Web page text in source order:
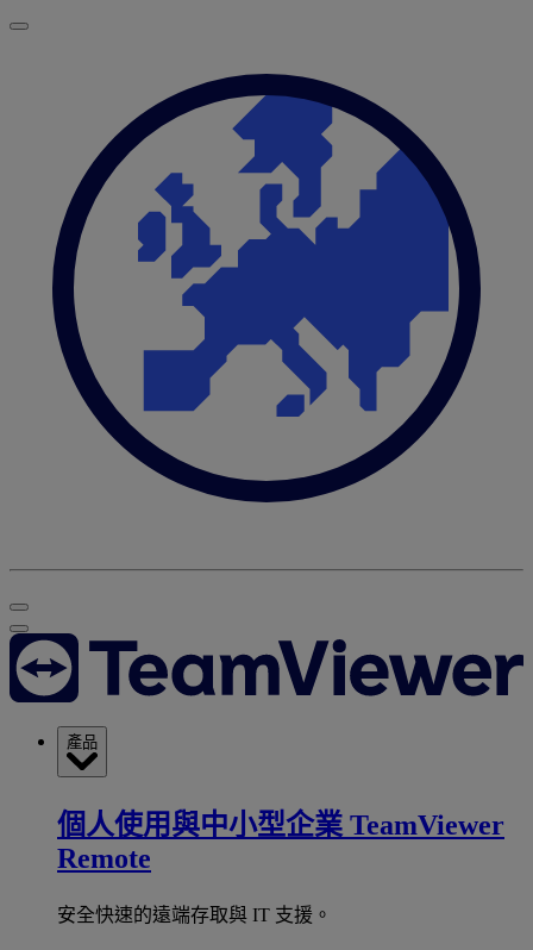
產品
個人使用與中小型企業 TeamViewer
Remote
安全快速的遠端存取與 IT 支援。